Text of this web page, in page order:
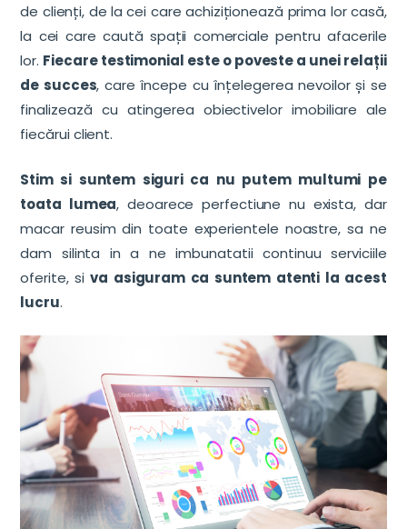
de clienți, de la cei care achiziționează prima lor casă,
la cei care caută spații comerciale pentru afacerile
lor. Fiecare testimonial este o poveste a unei relații
de succes, care începe cu înțelegerea nevoilor și se
finalizează cu atingerea obiectivelor imobiliare ale
fiecărui client.
Stim si suntem siguri ca nu putem multumi pe
toata lumea, deoarece perfectiune nu exista, dar
macar reusim din toate experientele noastre, sa ne
dam silinta in a ne imbunatatii continuu serviciile
oferite, siva asiguram ca suntem atenti la acest
lucru.